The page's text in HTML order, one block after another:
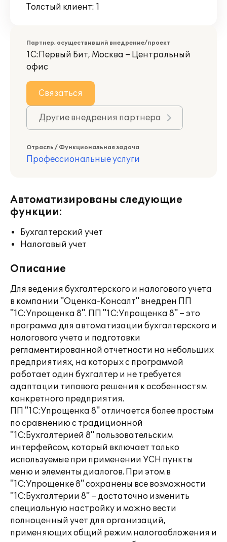
Толстый клиент: 1
Партнер, осуществивший внедрение/проект
1С:Первый Бит, Москва – Центральный
офис
Связаться
Другие внедрения партнера
Отрасль / Функциональная задача
Профессиональные услуги
Автоматизированы следующие
функции:
Бухгалтерский учет
Налоговый учет
Описание
Для ведения бухгалтерского и налогового учета
в компании "Оценка-Консалт" внедрен ПП
"1С:Упрощенка 8". ПП "1С:Упрощенка 8" – это
программа для автоматизации бухгалтерского и
налогового учета и подготовки
регламентированной отчетности на небольших
предприятиях, на которых с программой
работает один бухгалтер и не требуется
адаптации типового решения к особенностям
конкретного предприятия.
ПП "1С:Упрощенка 8" отличается более простым
по сравнению с традиционной
"1С:Бухгалтерией 8" пользовательским
интерфейсом, который включает только
используемые при применении УСН пункты
меню и элементы диалогов. При этом в
"1С:Упрощенке 8" сохранены все возможности
"1С:Бухгалтерии 8" – достаточно изменить
специальную настройку и можно вести
полноценный учет для организаций,
применяющих общий режим налогообложения и